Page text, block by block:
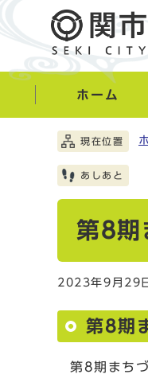
ホーム
現在位置
あしあと
第8期
2023年9月29
第8期
第8期まち